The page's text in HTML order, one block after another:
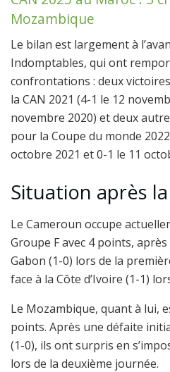
Mozambique
Le bilan est largement à
Indomptables, qui ont
confrontations : deux
la CAN 2021 (4-1 le 12
novembre 2020) et deux
pour la Coupe du monde
octobre 2021 et 0-1 le 11
Situation après
Le Cameroun occupe
Groupe F avec 4 points,
Gabon (1-0) lors de la
face à la Côte d’Ivoire (1-1)
Le Mozambique, quant à lui,
points. Après une défaite
(1-0), ils ont surpris en
lors de la deuxième journée.